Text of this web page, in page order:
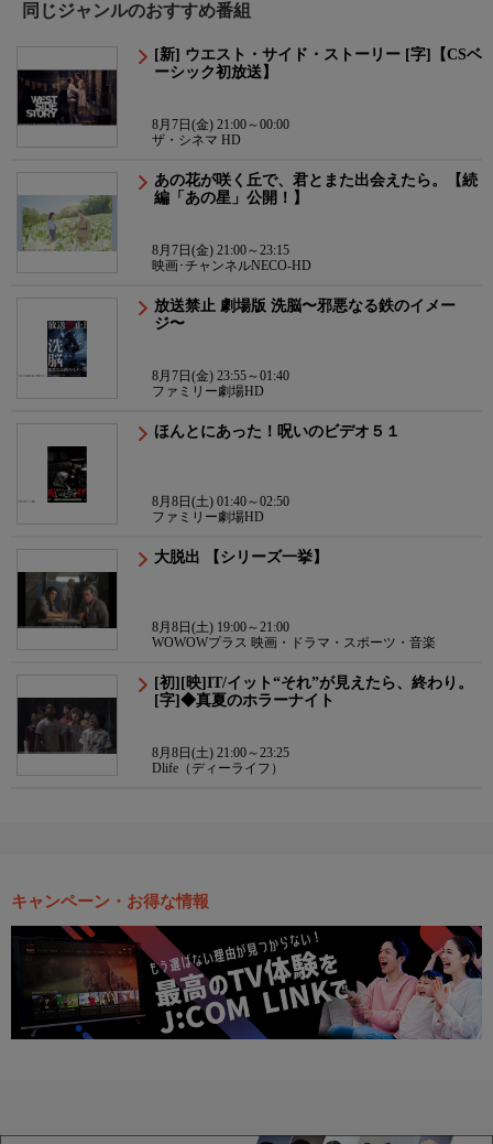
同じジャンルのおすすめ番組
[新] ウエスト・サイド・ストーリー [字]【CSベ
ーシック初放送】
8月7日(金) 21:00～00:00
ザ・シネマ HD
あの花が咲く丘で、君とまた出会えたら。【続
編「あの星」公開！】
8月7日(金) 21:00～23:15
映画･チャンネルNECO-HD
放送禁止 劇場版 洗脳〜邪悪なる鉄のイメー
ジ〜
8月7日(金) 23:55～01:40
ファミリー劇場HD
ほんとにあった！呪いのビデオ５１
8月8日(土) 01:40～02:50
ファミリー劇場HD
大脱出 【シリーズ一挙】
8月8日(土) 19:00～21:00
WOWOWプラス 映画・ドラマ・スポーツ・音楽
[初][映]IT/イット“それ”が見えたら、終わり。
[字]◆真夏のホラーナイト
8月8日(土) 21:00～23:25
Dlife（ディーライフ）
キャンペーン・お得な情報